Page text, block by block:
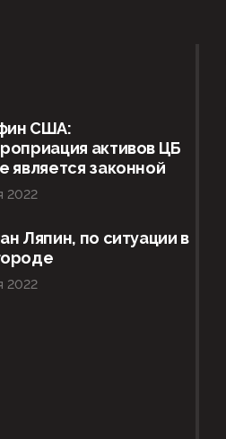
США:
активов ЦБ
является законной
2022
Ляпин, по ситуации в
2022